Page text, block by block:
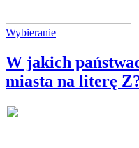
Wybieranie
W jakich
miasta na literę